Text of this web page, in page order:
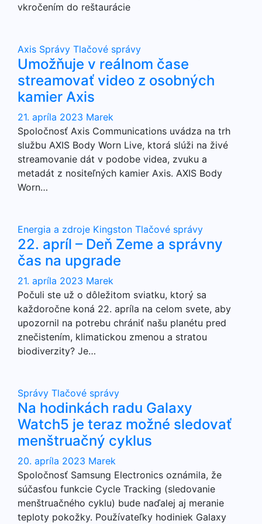
vkročením do reštaurácie
Axis Správy Tlačové správy
Umožňuje v reálnom čase
streamovať video z osobných
kamier Axis
21. apríla 2023 Marek
Spoločnosť Axis Communications uvádza na trh
službu AXIS Body Worn Live, ktorá slúži na živé
streamovanie dát v podobe videa, zvuku a
metadát z nositeľných kamier Axis. AXIS Body
Worn…
Energia a zdroje Kingston Tlačové správy
22. apríl – Deň Zeme a správny
čas na upgrade
21. apríla 2023 Marek
Počuli ste už o dôležitom sviatku, ktorý sa
každoročne koná 22. apríla na celom svete, aby
upozornil na potrebu chrániť našu planétu pred
znečistením, klimatickou zmenou a stratou
biodiverzity? Je…
Správy Tlačové správy
Na hodinkách radu Galaxy
Watch5 je teraz možné sledovať
menštruačný cyklus
20. apríla 2023 Marek
Spoločnosť Samsung Electronics oznámila, že
súčasťou funkcie Cycle Tracking (sledovanie
menštruačného cyklu) bude naďalej aj meranie
teploty pokožky. Používateľky hodiniek Galaxy